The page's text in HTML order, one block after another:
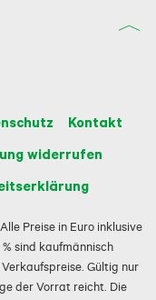
Kontakt
widerrufen
Preise in Euro inklusive
sind kaufmännisch
Gültig nur
der Vorrat reicht. Die